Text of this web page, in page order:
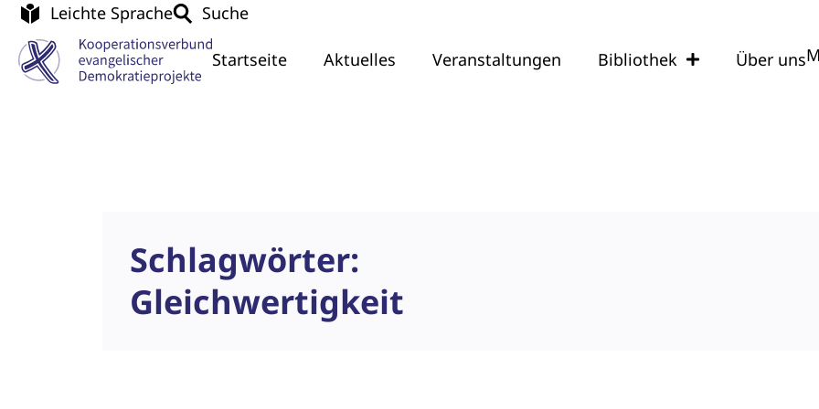
Leichte Sprache Suche
Startseite Aktuelles Veranstaltungen Bibliothek Über uns
Schlagwörter:
Gleichwertigkeit